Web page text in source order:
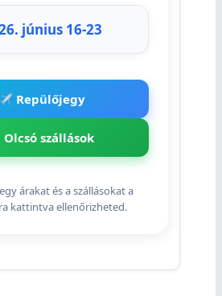
június 16-23
Repülőjegy
Olcsó szállások
árakat és a szállásokat a
kattintva ellenőrizheted.